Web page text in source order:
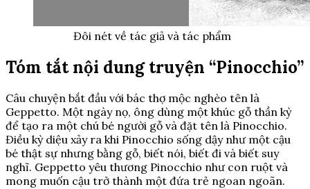
Đôi nét về tác giả và tác phẩm
Tóm tắt nội dung truyện “Pinocchio”
Câu chuyện bắt đầu với bác thợ mộc nghèo tên là
Geppetto. Một ngày nọ, ông dùng một khúc gỗ thần kỳ
để tạo ra một chú bé người gỗ và đặt tên là Pinocchio.
Điều kỳ diệu xảy ra khi Pinocchio sống dậy như một cậu
bé thật sự nhưng bằng gỗ, biết nói, biết đi và biết suy
nghĩ. Geppetto yêu thương Pinocchio như con ruột và
mong muốn cậu trở thành một đứa trẻ ngoan ngoãn.